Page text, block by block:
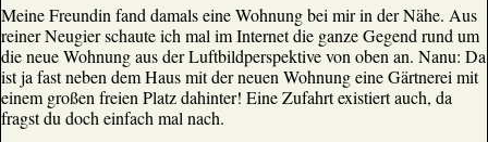
Meine Freundin fand damals eine Wohnung bei mir in der Nähe. Aus
reiner Neugier schaute ich mal im Internet die ganze Gegend rund um
die neue Wohnung aus der Luftbildperspektive von oben an. Nanu: Da
ist ja fast neben dem Haus mit der neuen Wohnung eine Gärtnerei mit
einem großen freien Platz dahinter! Eine Zufahrt existiert auch, da
fragst du doch einfach mal nach.